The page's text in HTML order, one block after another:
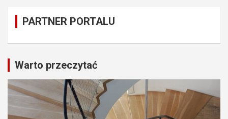
PARTNER PORTALU
Warto przeczytać